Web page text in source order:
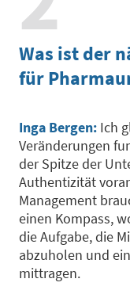
Was ist der
für
Inga Bergen: Ich
Veränderungen
der Spitze der
Authentizität
Management
einen Kompass,
die Aufgabe, die
abzuholen und
mittragen.